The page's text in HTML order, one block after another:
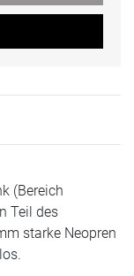
(Bereich
Teil des
starke Neopren